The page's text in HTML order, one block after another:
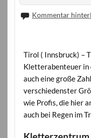
Kommentar
Tirol ( Innsbruck) –
Kletterabenteuer in
auch eine große
verschiedenster
wie Profis, die hier
auch bei Regen im